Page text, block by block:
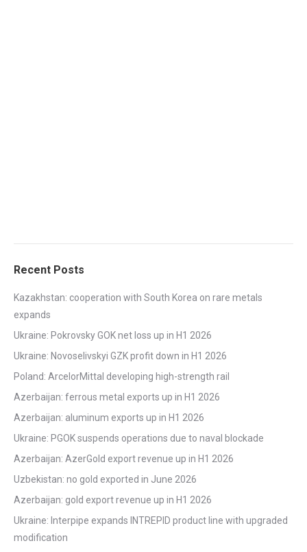
Recent Posts
Kazakhstan: cooperation with South Korea on rare metals
expands
Ukraine: Pokrovsky GOK net loss up in H1 2026
Ukraine: Novoselivskyi GZK profit down in H1 2026
Poland: ArcelorMittal developing high-strength rail
Azerbaijan: ferrous metal exports up in H1 2026
Azerbaijan: aluminum exports up in H1 2026
Ukraine: PGOK suspends operations due to naval blockade
Azerbaijan: AzerGold export revenue up in H1 2026
Uzbekistan: no gold exported in June 2026
Azerbaijan: gold export revenue up in H1 2026
Ukraine: Interpipe expands INTREPID product line with upgraded
modification